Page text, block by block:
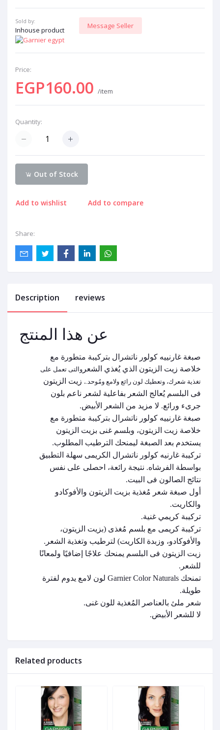
Sold by:
Inhouse product
Message Seller
Price:
EGP160.00 /item
Quantity:
Out of Stock
Add to wishlist Add to compare
Share:
Description reviews
عن هذا المنتج
صبغة غارنييه كولور ناتشرال بتركيبة متطورة مع
خلاصة زيت الزيتون الذي يُغذي الشعر والتى تعمل على
تغذية شعرك، وتعطيك لون رائع ولامع ومُوحد.. زيت الزيتون
فى البلسم يُعالج الشعر بفاعلية لشعر ناعم بلون
جرىء ورائع. لا مزيد من الشعر الأبيض.
صبغة غارنييه كولور ناتشرال بتركيبة متطورة مع
خلاصة زيت الزيتون، وبلسم غنى بزيت الزيتون
يستخدم بعد الصبغة ليمنحك الترطيب المطلوب.
تركيبة غارنيه كولور ناتشرال الكريمى سهلة التطبيق
بواسطة الفرشاه. نتيجة رائعة، احصلى على نفس
نتائج الصالون فى البيت.
أول صبغة شعر مُغذية بزيت الزيتون والأفوكادو
والكاريت.
تركيبة كريمي غنية.
تركيبة كريمى مع بلسم مُغذى (بزيت الزيتون،
والأفوكادو، وزبدة الكاريت) لترطيب وتغذية الشعر.
زيت الزيتون فى البلسم يمنحك علاجًا إضافيًا ولمعانًا
للشعر.
تمنحك Garnier Color Naturals لون لامع يدوم لفترة
طويلة.
شعر ملئ بالعناصر المُغذية للون غنى.
لا للشعر الأبيض.
Related products